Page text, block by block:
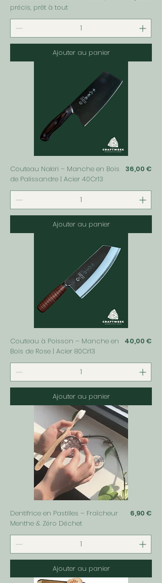
précis, prêt à tout
Ajouter au panier
Couteau Nakiri – Manche en Bois
de Palissandre | Acier 40Cr13
Prix
36,00 €
Ajouter au panier
Couteau à Poisson – Manche en
Bois de Rose | Acier 80Cr13
Prix
40,00 €
Ajouter au panier
Dentifrice en Pastilles – Fraîcheur
Menthe & Zéro Déchet
Prix
6,90 €
Ajouter au panier